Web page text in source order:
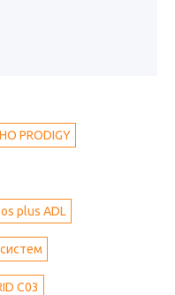
PRODIGY
plus ADL
С03